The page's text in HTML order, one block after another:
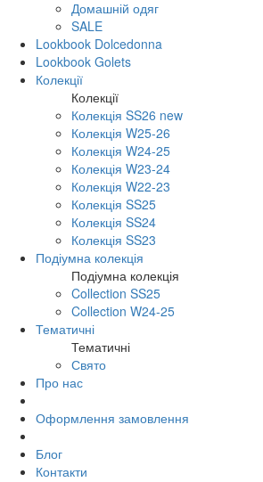
Домашній одяг
SALE
Lookbook Dolcedonna
Lookbook Golets
Колекції
Колекції
Колекція SS26 new
Колекція W25-26
Колекція W24-25
Колекція W23-24
Колекція W22-23
Колекція SS25
Колекція SS24
Колекція SS23
Подіумна колекція
Подіумна колекція
Collection SS25
Collection W24-25
Тематичні
Тематичні
Свято
Про нас
Оформлення замовлення
Блог
Контакти